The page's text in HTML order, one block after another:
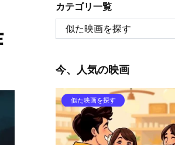
カテゴリ一覧
今、人気の映画
似た映画を探す